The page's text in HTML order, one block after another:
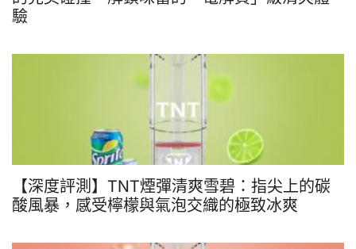
驗
【深度評測】TNT煙彈清爽雪碧：指尖上的碳
酸風暴，感受檸檬與氣泡交織的極致冰爽